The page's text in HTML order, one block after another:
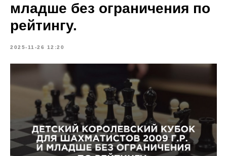
младше без ограничения по
рейтингу.
2025-11-26 12:20